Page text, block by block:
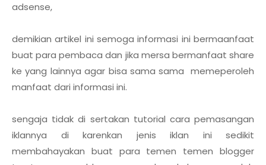
adsense,
demikian artikel ini semoga informasi ini bermaanfaat
buat para pembaca dan jika mersa bermanfaat share
ke yang lainnya agar bisa sama sama memeperoleh
manfaat dari informasi ini.
sengaja tidak di sertakan tutorial cara pemasangan
iklannya di karenkan jenis iklan ini sedikit
membahayakan buat para temen temen blogger